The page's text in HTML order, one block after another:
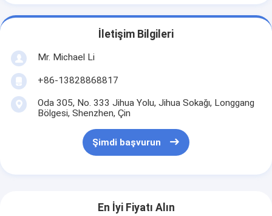
İletişim Bilgileri
Mr. Michael Li
+86-13828868817
Oda 305, No. 333 Jihua Yolu, Jihua Sokağı, Longgang
Bölgesi, Shenzhen, Çin
Şimdi başvurun
En İyi Fiyatı Alın